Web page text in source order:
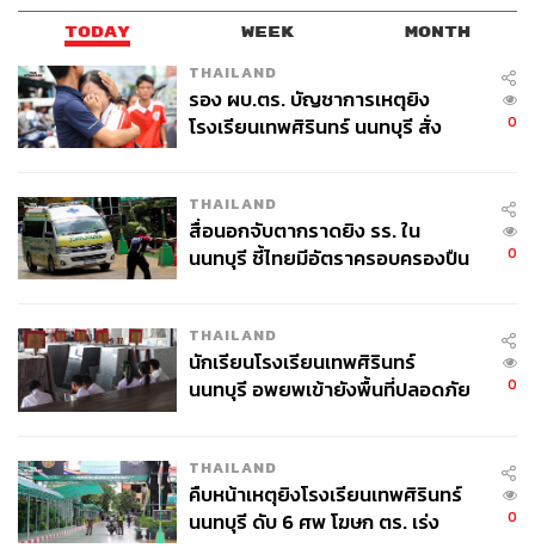
TODAY WEEK MONTH
THAILAND
รอง ผบ.ตร. บัญชาการเหตุยิง
โรงเรียนเทพศิรินทร์ นนทบุรี สั่ง
0
THAILAND
สื่อนอกจับตากราดยิง รร. ใน
นนทบุรี ชี้ไทยมีอัตราครอบครองปืน
0
THAILAND
นักเรียนโรงเรียนเทพศิรินทร์
นนทบุรี อพยพเข้ายังพื้นที่ปลอดภัย
0
THAILAND
คืบหน้าเหตุยิงโรงเรียนเทพศิรินทร์
นนทบุรี ดับ 6 ศพ โฆษก ตร. เร่ง
0